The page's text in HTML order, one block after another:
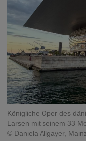
Königliche Oper des
Larsen mit seinem 33
© Daniela Allgayer, Mainz